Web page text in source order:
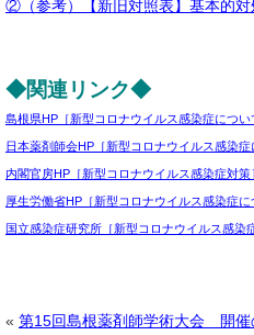
②（参考）【新旧対照表】基本的対
◆関連リンク◆
島根県HP［新型コロナウイルス感染症につい
日本薬剤師会HP［新型コロナウイルス感染症
内閣官房HP［新型コロナウイルス感染症対策
厚生労働省HP［新型コロナウイルス感染症に
国立感染症研究所［新型コロナウイルス感染
« 第15回島根薬剤師学術大会 開催